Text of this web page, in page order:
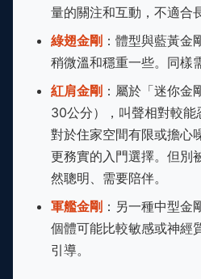
量的關注和互動，不適合
綠翅金剛 ：體型與藍黃金
稍微溫和穩重一些。同樣
紅肩金剛 ：屬於「迷你金
30公分），叫聲相對較能
對於住家空間有限或擔心
更務實的入門選擇。但別
然聰明、需要陪伴。
軍艦金剛 ：另一種中型
個體可能比較敏感或神經
引導。